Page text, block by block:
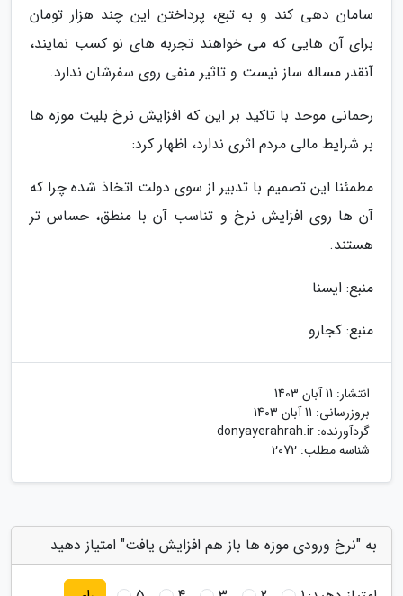
سامان دهی کند و به تبع، پرداختن این چند هزار تومان
برای آن هایی که می خواهند تجربه های نو کسب نمایند،
آنقدر مساله ساز نیست و تاثیر منفی روی سفرشان ندارد.
رحمانی موحد با تاکید بر این که افزایش نرخ بلیت موزه ها
بر شرایط مالی مردم اثری ندارد، اظهار کرد:
مطمئنا این تصمیم با تدبیر از سوی دولت اتخاذ شده چرا که
آن ها روی افزایش نرخ و تناسب آن با منطق، حساس تر
هستند.
منبع: ایسنا
منبع: کجارو
انتشار: 11 آبان 1403
بروزرسانی: 11 آبان 1403
گردآورنده: donyayerahrah.ir
شناسه مطلب: 2072
به "نرخ ورودی موزه ها باز هم افزایش یافت" امتیاز دهید